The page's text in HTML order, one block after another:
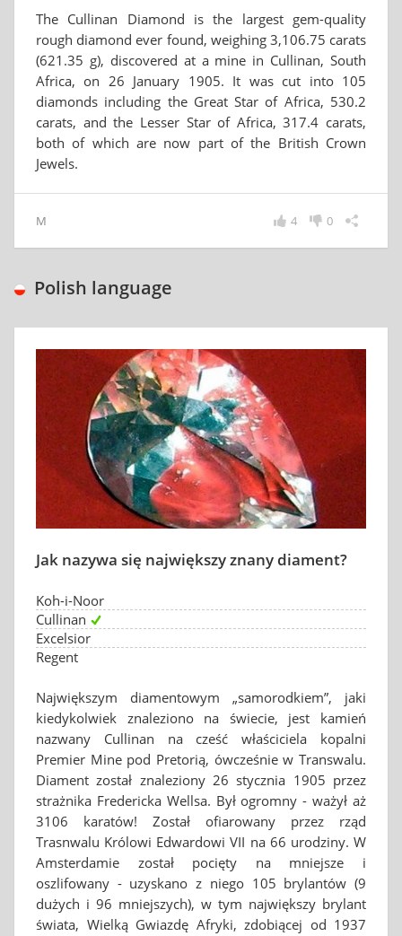
The Cullinan Diamond is the largest gem-quality
rough diamond ever found, weighing 3,106.75 carats
(621.35 g), discovered at a mine in Cullinan, South
Africa, on 26 January 1905. It was cut into 105
diamonds including the Great Star of Africa, 530.2
carats, and the Lesser Star of Africa, 317.4 carats,
both of which are now part of the British Crown
Jewels.
M 0
4
Polish language
Jak nazywa się największy znany diament?
Koh-i-Noor
Cullinan
Excelsior
Regent
Największym diamentowym „samorodkiem”, jaki
kiedykolwiek znaleziono na świecie, jest kamień
nazwany Cullinan na cześć właściciela kopalni
Premier Mine pod Pretorią, ówcześnie w Transwalu.
Diament został znaleziony 26 stycznia 1905 przez
strażnika Fredericka Wellsa. Był ogromny - ważył aż
3106 karatów! Został ofiarowany przez rząd
Trasnwalu Królowi Edwardowi VII na 66 urodziny. W
Amsterdamie został pocięty na mniejsze i
oszlifowany - uzyskano z niego 105 brylantów (9
dużych i 96 mniejszych), w tym największy brylant
świata, Wielką Gwiazdę Afryki, zdobiącej od 1937